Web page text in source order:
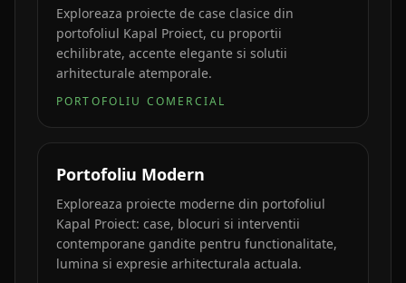
Exploreaza proiecte de case clasice din
portofoliul Kapal Proiect, cu proportii
echilibrate, accente elegante si solutii
arhitecturale atemporale.
PORTOFOLIU COMERCIAL
Portofoliu Modern
Exploreaza proiecte moderne din portofoliul
Kapal Proiect: case, blocuri si interventii
contemporane gandite pentru functionalitate,
lumina si expresie arhitecturala actuala.